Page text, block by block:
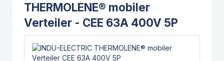
THERMOLENE® mobiler
Verteiler - CEE 63A 400V 5P